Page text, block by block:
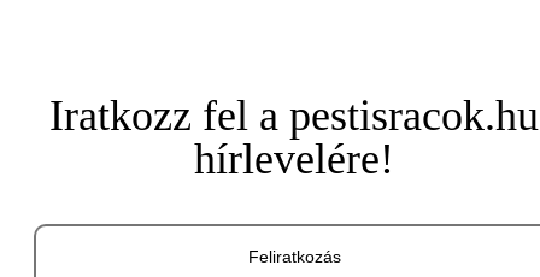
Iratkozz fel a pestisracok.hu
hírlevelére!
Feliratkozás